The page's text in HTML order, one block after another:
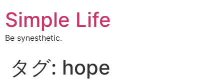
Simple Life
Be synesthetic.
タグ: hope